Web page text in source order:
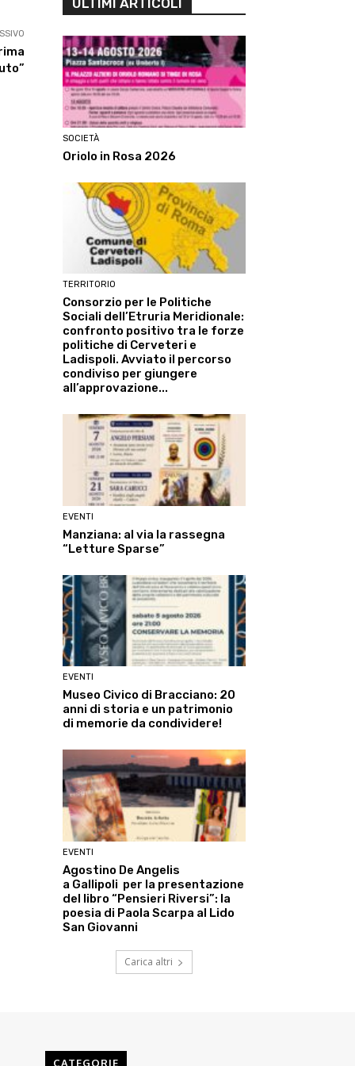
ULTIMI ARTICOLI
SOCIETÀ
Oriolo in Rosa 2026
TERRITORIO
Consorzio per le Politiche
Sociali dell’Etruria Meridionale:
confronto positivo tra le forze
politiche di Cerveteri e
Ladispoli. Avviato il percorso
condiviso per giungere
all’approvazione...
EVENTI
Manziana: al via la rassegna
“Letture Sparse”
EVENTI
Museo Civico di Bracciano: 20
anni di storia e un patrimonio
di memorie da condividere!
EVENTI
Agostino De Angelis
a Gallipoli per la presentazione
del libro “Pensieri Riversi”: la
poesia di Paola Scarpa al Lido
San Giovanni
Carica altri
CATEGORIE